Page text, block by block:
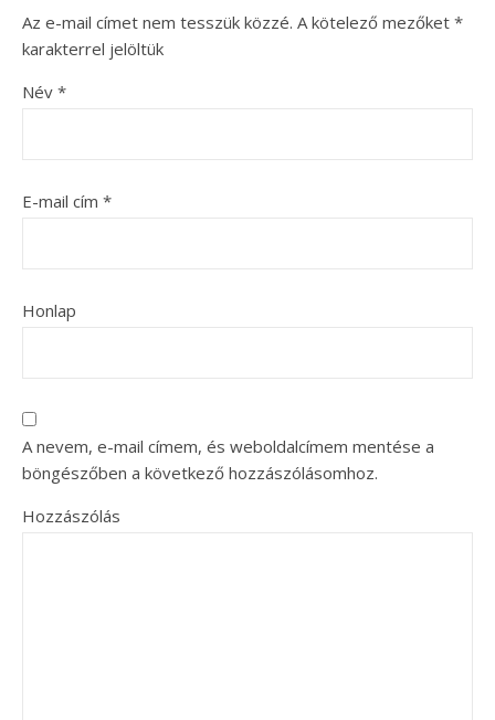
Az e-mail címet nem tesszük közzé. A kötelező mezőket *
karakterrel jelöltük
Név *
E-mail cím *
Honlap
A nevem, e-mail címem, és weboldalcímem mentése a
böngészőben a következő hozzászólásomhoz.
Hozzászólás